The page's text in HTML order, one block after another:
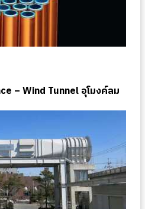
– Wind Tunnel อุโมงค์ลม